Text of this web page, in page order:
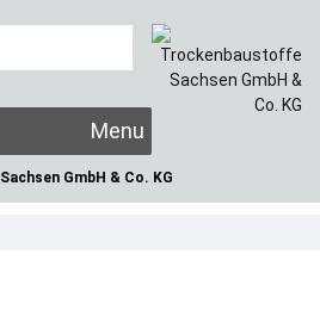
Sachsen GmbH & Co. KG